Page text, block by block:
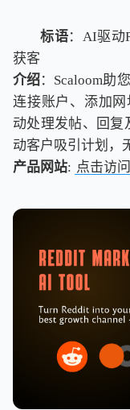
标语：AI驱动
获客
介绍：Scaloom助
连接账户、添加网
动处理发帖、回复
动客户吸引计划，
产品网站: 点击访问